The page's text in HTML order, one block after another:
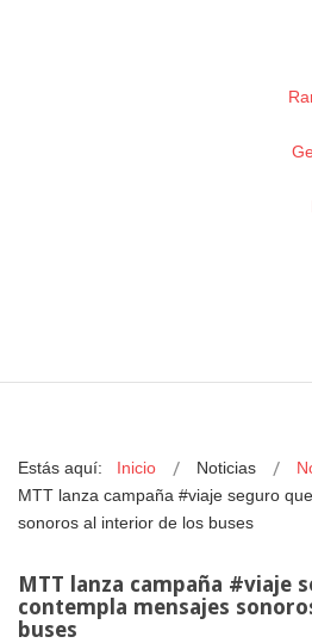
Estás aquí: Inicio Noticias
MTT lanza campaña #viaje seguro
sonoros al interior de los buses
MTT lanza campaña #viaje
contempla mensajes
buses